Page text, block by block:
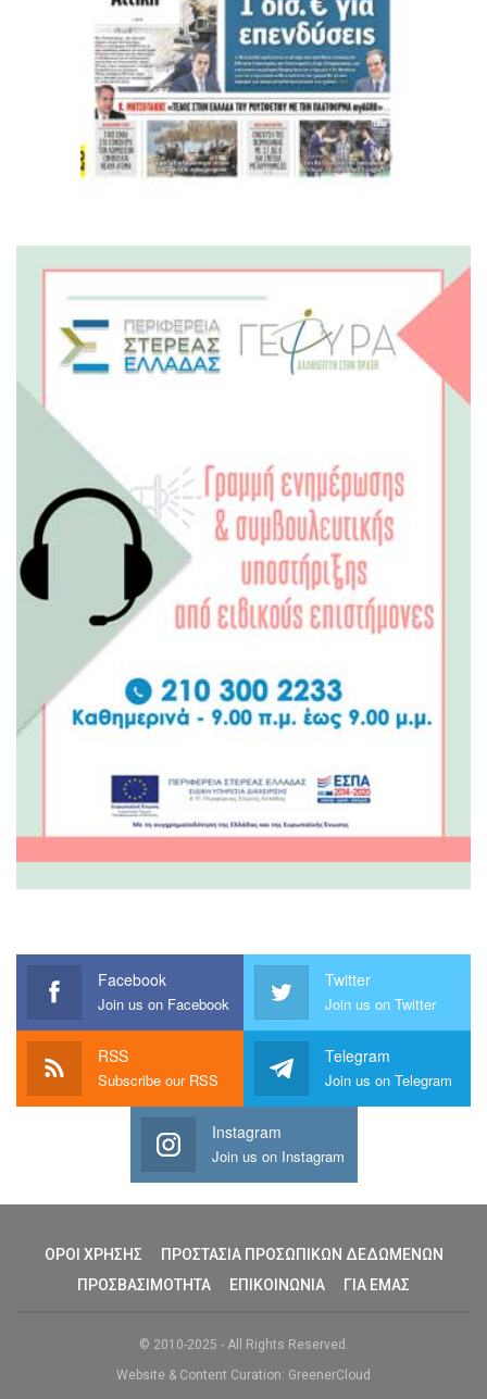
Facebook
Join us on Facebook
Twitter
Join us on Twitter
RSS
Subscribe our RSS
Telegram
Join us on Telegram
Instagram
Join us on Instagram
ΟΡΟΙ ΧΡΗΣΗΣ
ΠΡΟΣΤΑΣΙΑ ΠΡΟΣΩΠΙΚΩΝ ΔΕΔΩΜΕΝΩΝ
ΠΡΟΣΒΑΣΙΜΟΤΗΤΑ
ΕΠΙΚΟΙΝΩΝΙΑ ΓΙΑ ΕΜΑΣ
© 2010-2025 - All Rights Reserved.
Website & Content Curation: GreenerCloud